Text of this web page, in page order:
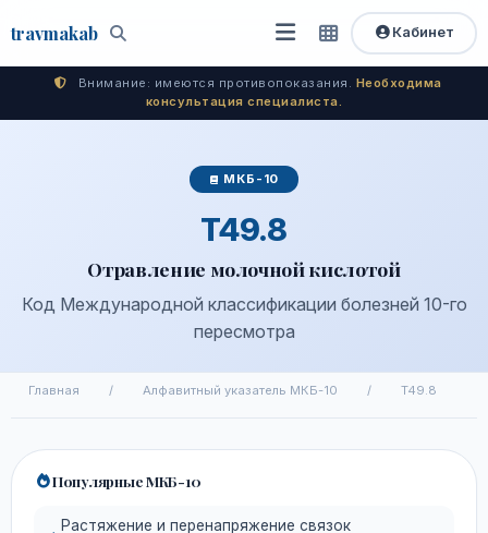
travmakab Поиск
Открыть
меню
Быстрый
доступ
Кабинет
Внимание: имеются противопоказания. Необходима
консультация специалиста.
МКБ-10
T49.8
Отравление молочной кислотой
Код Международной классификации болезней 10-го
пересмотра
Главная / Алфавитный указатель МКБ-10 / T49.8
Популярные МКБ-10
Растяжение и перенапряжение связок